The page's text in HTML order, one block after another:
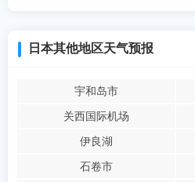
日本其他地区天气预报
宇和岛市
关西国际机场
伊良湖
石卷市